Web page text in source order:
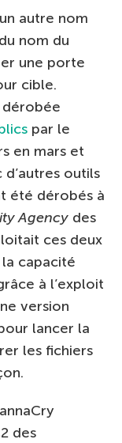
autre nom
nom du
une porte
cible.
dérobée
par le
en mars et
outils
été dérobés à
Agency des
ces deux
la capacité
à l’exploit
version
lancer la
les fichiers
des